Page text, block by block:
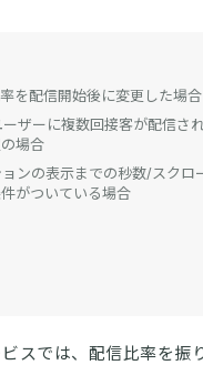
スでは、配信比率を振
を配信開始後に変更した場合
ザーに複数回接客が配信さ
場合
ンの表示までの秒数/スクロ
がついている場合